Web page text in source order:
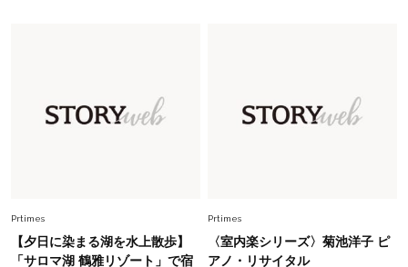
Fashion 2026.8.5
オシャレ40代の【ワンピ＆オールインワン】最
Prtimes
【夕日に染まる湖を水上散歩】
「サロマ湖 鶴雅リゾート」で宿
Prtimes
〈室内楽シリーズ〉菊池洋子 ピ
アノ・リサイタル